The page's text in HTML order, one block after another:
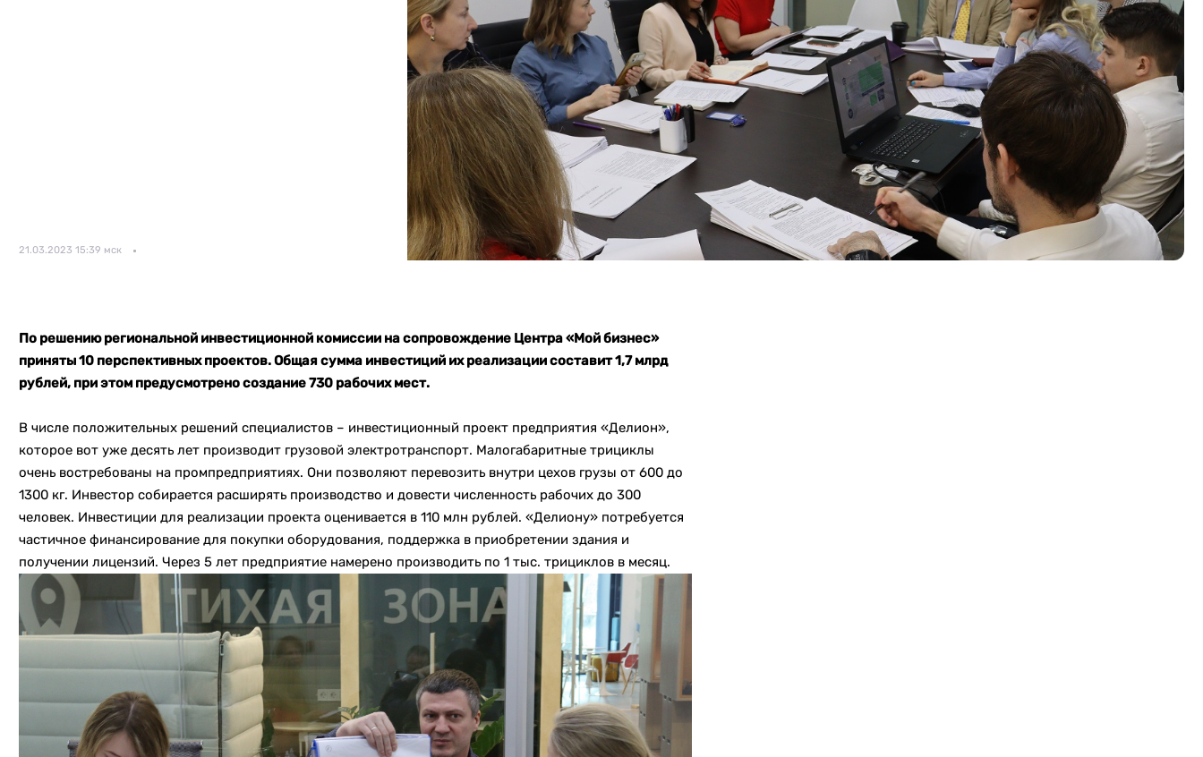
21.03.2023 15:39 мск
По решению региональной инвестиционной комиссии на сопровождение Центра «Мой бизнес»
приняты 10 перспективных проектов. Общая сумма инвестиций их реализации составит 1,7 млрд
рублей, при этом предусмотрено создание 730 рабочих мест.
В числе положительных решений специалистов – инвестиционный проект предприятия «Делион»,
которое вот уже десять лет производит грузовой электротранспорт. Малогабаритные трициклы
очень востребованы на промпредприятиях. Они позволяют перевозить внутри цехов грузы от 600 до
1300 кг. Инвестор собирается расширять производство и довести численность рабочих до 300
человек. Инвестиции для реализации проекта оценивается в 110 млн рублей. «Делиону» потребуется
частичное финансирование для покупки оборудования, поддержка в приобретении здания и
получении лицензий. Через 5 лет предприятие намерено производить по 1 тыс. трициклов в месяц.